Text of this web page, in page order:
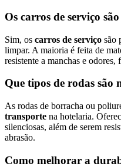
Os carros de serviço
Sim, os carros de serviço são
limpar. A maioria é feita de
resistente a manchas e
Que tipos de rodas são
As rodas de borracha ou
transporte na hotelaria.
silenciosas, além de serem
abrasão.
Como melhorar a